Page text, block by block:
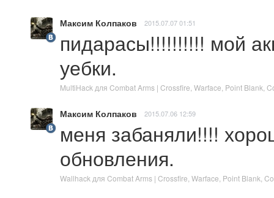
Максим Колпаков 2015.07.07 01:51
пидарасы!!!!!!!!!! мой
уебки.
MultiHack для Combat Arms | Crossfire, Warface, Point Blank,
Максим Колпаков 2015.07.06 12:59
меня забаняли!!!!
обновления.
Wallhack для Combat Arms | Crossfire, Warface, Point Blank,